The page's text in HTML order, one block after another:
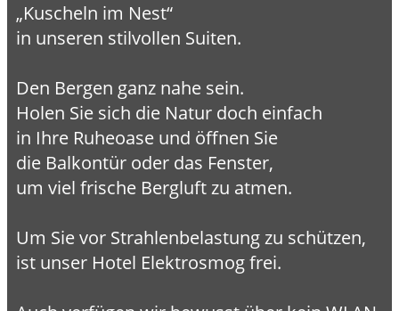
„Kuscheln im Nest“
in unseren stilvollen Suiten.
Den Bergen ganz nahe sein.
Holen Sie sich die Natur doch einfach
in Ihre Ruheoase und öffnen Sie
die Balkontür oder das Fenster,
um viel frische Bergluft zu atmen.
Um Sie vor Strahlenbelastung zu schützen,
ist unser Hotel Elektrosmog frei.